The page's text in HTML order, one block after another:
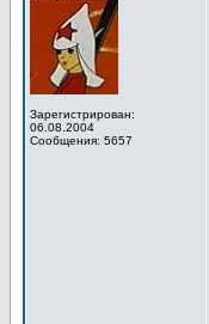
Зарегистрирован:
06.08.2004
Сообщения: 5657